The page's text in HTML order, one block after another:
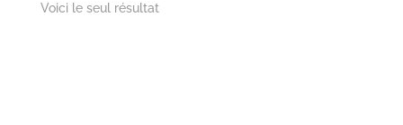
Voici le seul résultat